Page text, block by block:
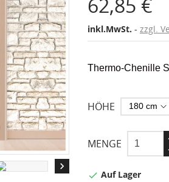

inkl.MwSt. zzgl.
Thermo-Chenille
HÖHE
MENGE
 Auf Lager